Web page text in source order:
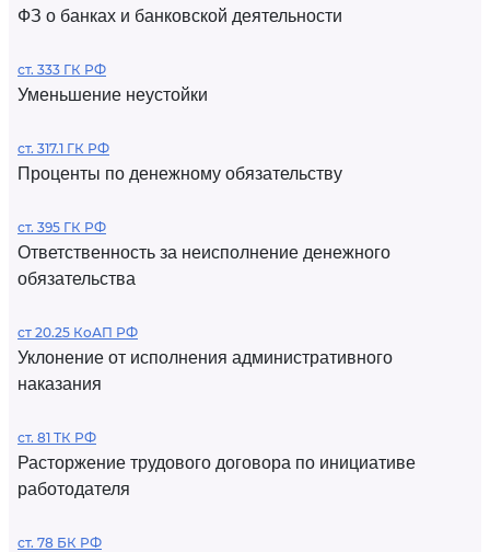
ФЗ о банках и банковской деятельности
ст. 333 ГК РФ
Уменьшение неустойки
ст. 317.1 ГК РФ
Проценты по денежному обязательству
ст. 395 ГК РФ
Ответственность за неисполнение денежного
обязательства
ст 20.25 КоАП РФ
Уклонение от исполнения административного
наказания
ст. 81 ТК РФ
Расторжение трудового договора по инициативе
работодателя
ст. 78 БК РФ